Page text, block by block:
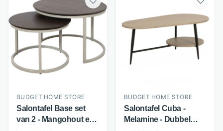
BUDGET HOME STORE
Salontafel Base set
van 2 - Mangohout en
BUDGET HOME STORE
Salontafel Cuba -
Melamine - Dubbel